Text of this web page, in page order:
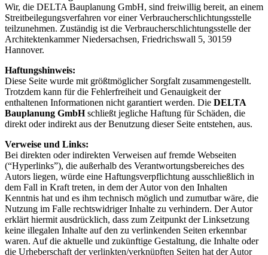
Wir, die DELTA Bauplanung GmbH, sind freiwillig bereit, an einem
Streitbeilegungsverfahren vor einer Verbraucherschlichtungsstelle
teilzunehmen. Zuständig ist die Verbraucherschlichtungsstelle der
Architektenkammer Niedersachsen, Friedrichswall 5, 30159
Hannover.
Haftungshinweis:
Diese Seite wurde mit größtmöglicher Sorgfalt zusammengestellt.
Trotzdem kann für die Fehlerfreiheit und Genauigkeit der
enthaltenen Informationen nicht garantiert werden. Die DELTA
Bauplanung GmbHschließt jegliche Haftung für Schäden, die
direkt oder indirekt aus der Benutzung dieser Seite entstehen, aus.
Verweise und Links:
Bei direkten oder indirekten Verweisen auf fremde Webseiten
(“Hyperlinks”), die außerhalb des Verantwortungsbereiches des
Autors liegen, würde eine Haftungsverpflichtung ausschließlich in
dem Fall in Kraft treten, in dem der Autor von den Inhalten
Kenntnis hat und es ihm technisch möglich und zumutbar wäre, die
Nutzung im Falle rechtswidriger Inhalte zu verhindern. Der Autor
erklärt hiermit ausdrücklich, dass zum Zeitpunkt der Linksetzung
keine illegalen Inhalte auf den zu verlinkenden Seiten erkennbar
waren. Auf die aktuelle und zukünftige Gestaltung, die Inhalte oder
die Urheberschaft der verlinkten/verknüpften Seiten hat der Autor